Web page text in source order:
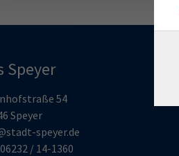
Speyer
54
Speyer
speyer.de
/ 14-1360